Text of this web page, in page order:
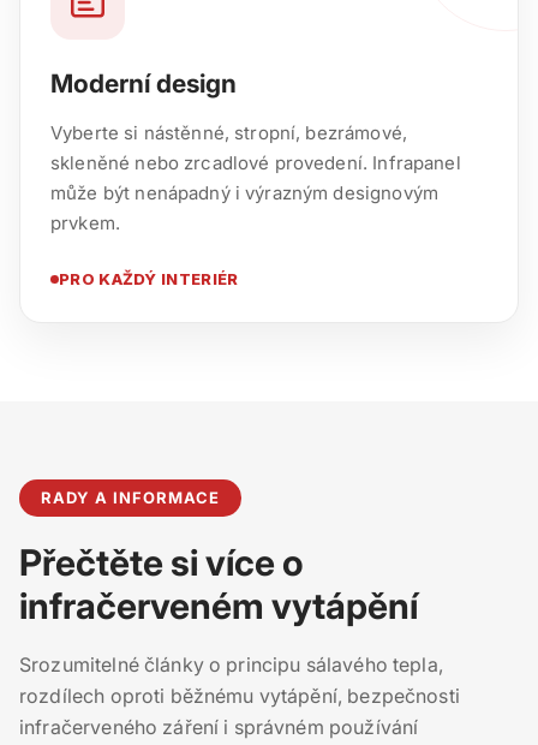
Moderní design
Vyberte si nástěnné, stropní, bezrámové,
skleněné nebo zrcadlové provedení. Infrapanel
může být nenápadný i výrazným designovým
prvkem.
PRO KAŽDÝ INTERIÉR
RADY A INFORMACE
Přečtěte si více o
infračerveném vytápění
Srozumitelné články o principu sálavého tepla,
rozdílech oproti běžnému vytápění, bezpečnosti
infračerveného záření i správném používání